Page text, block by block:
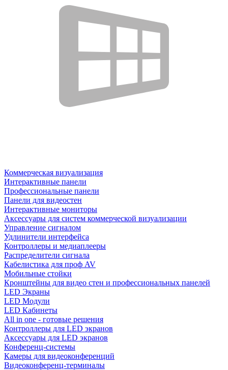
Коммерческая визуализация
Интерактивные панели
Профессиональные панели
Панели для видеостен
Интерактивные мониторы
Аксессуары для систем коммерческой визуализации
Управление сигналом
Удлинители интерфейса
Контроллеры и медиаплееры
Распределители сигнала
Кабелистика для проф AV
Мобильные стойки
Кронштейны для видео стен и профессиональных панелей
LED Экраны
LED Модули
LED Кабинеты
All in one - готовые решения
Контроллеры для LED экранов
Аксессуары для LED экранов
Конференц-системы
Камеры для видеоконференций
Видеоконференц-терминалы